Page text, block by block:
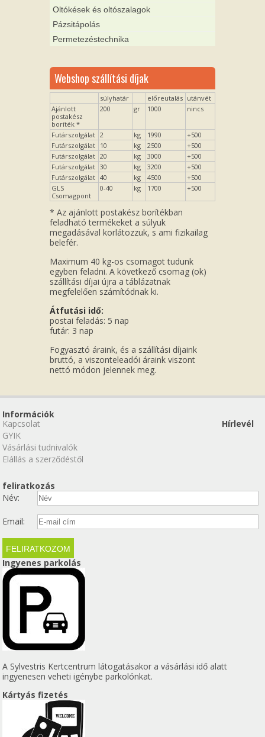
Oltókések és oltószalagok
Pázsitápolás
Permetezéstechnika
Webshop szállítási díjak
súlyhatár előreutalás utánvét
Ajánlott
postakész
boríték *
200 gr 1000 nincs
Futárszolgálat 2 kg 1990
+500
Futárszolgálat 10 kg 2500
+500
Futárszolgálat 20 kg 3000
+500
Futárszolgálat 30 kg 3200
+500
Futárszolgálat 40 kg 4500
+500
GLS
Csomagpont
0-40 kg 1700 +500
* Az ajánlott postakész borítékban
feladható termékeket a súlyuk
megadásával korlátozzuk, s ami fizikailag
belefér.
Maximum 40 kg-os csomagot tudunk
egyben feladni. A következő csomag (ok)
szállítási díjai újra a táblázatnak
megfelelően számítódnak ki.
Átfutási idő:
postai feladás: 5 nap
futár: 3 nap
Fogyasztó áraink, és a szállítási díjaink
bruttó, a viszonteleadói áraink viszont
nettó módon jelennek meg.
Információk
Kapcsolat
GYIK
Vásárlási tudnivalók
Elállás a szerződéstől
Hírlevél
feliratkozás
Név:
Email:
Ingyenes parkolás
A Sylvestris Kertcentrum látogatásakor a vásárlási idő alatt
ingyenesen veheti igénybe parkolónkat.
Kártyás fizetés